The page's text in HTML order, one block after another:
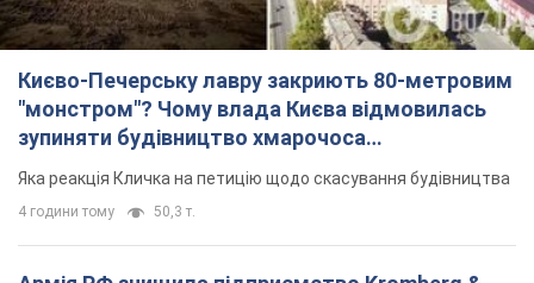
Києво-Печерську лавру закриють 80-метровим
"монстром"? Чому влада Києва відмовилась
зупиняти будівництво хмарочоса
"московського вірянина"
Яка реакція Кличка на петицію щодо скасування будівництва
4 години тому 50,3 т.